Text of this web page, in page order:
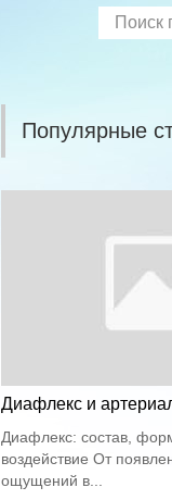
Популярные
Диафлекс и
Диафлекс: состав,
воздействие От
ощущений в...